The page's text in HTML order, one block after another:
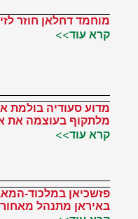
מוחמד דחלאן חוזר
קרא עוד>>
מדוע סעודיה בולמת
מלתקוף בעוצמה את
קרא עוד>>
פזשכיאן במלכוד-
באיראן מתנהל